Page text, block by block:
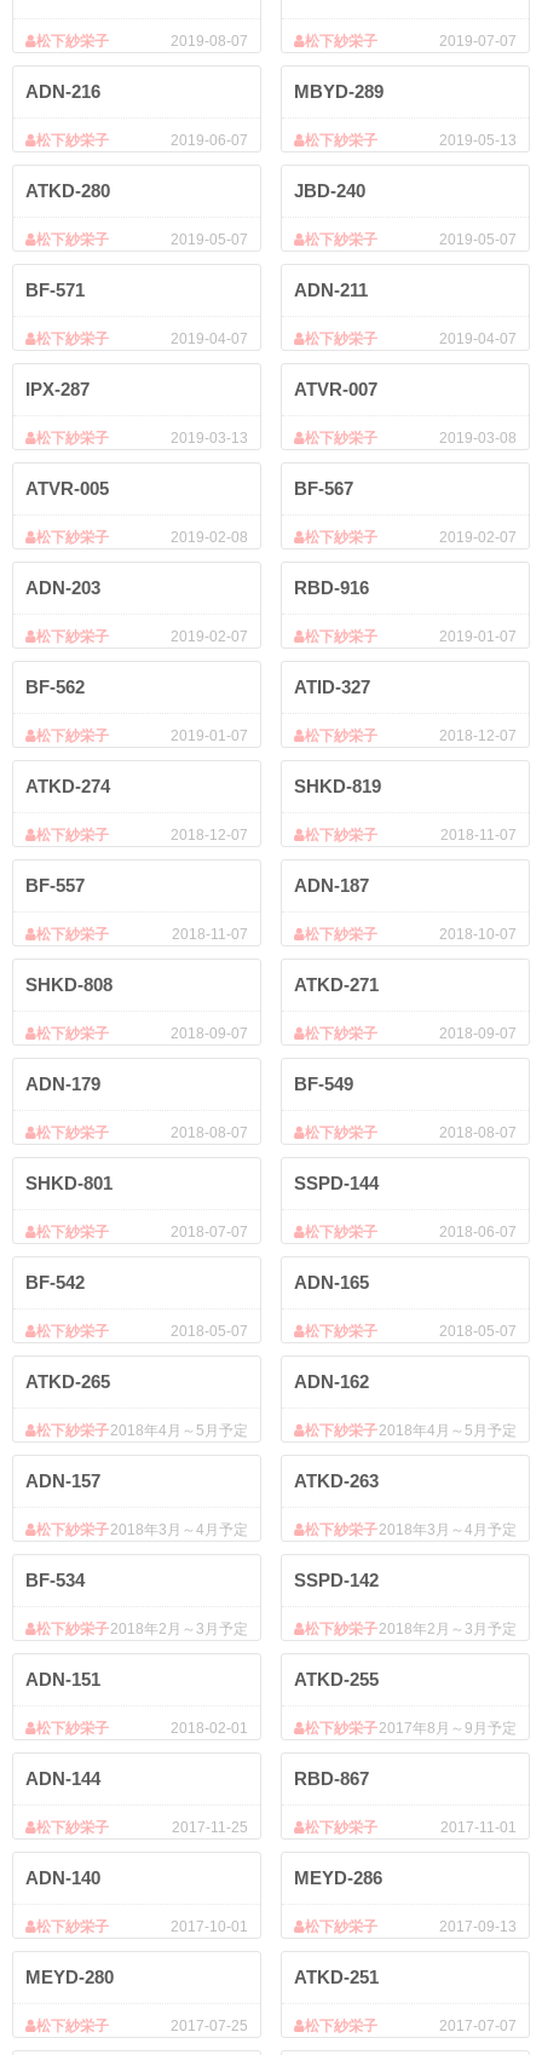
2019-08-07
松下紗栄子 2019-07-07
松下紗栄子
ADN-216
2019-06-07
松下紗栄子
MBYD-289
2019-05-13
松下紗栄子
ATKD-280
2019-05-07
松下紗栄子
JBD-240
2019-05-07
松下紗栄子
BF-571
2019-04-07
松下紗栄子
ADN-211
2019-04-07
松下紗栄子
IPX-287
2019-03-13
松下紗栄子
ATVR-007
2019-03-08
松下紗栄子
ATVR-005
2019-02-08
松下紗栄子
BF-567
2019-02-07
松下紗栄子
ADN-203
2019-02-07
松下紗栄子
RBD-916
2019-01-07
松下紗栄子
BF-562
2019-01-07
松下紗栄子
ATID-327
2018-12-07
松下紗栄子
ATKD-274
2018-12-07
松下紗栄子
SHKD-819
2018-11-07
松下紗栄子
BF-557
2018-11-07
松下紗栄子
ADN-187
2018-10-07
松下紗栄子
SHKD-808
2018-09-07
松下紗栄子
ATKD-271
2018-09-07
松下紗栄子
ADN-179
2018-08-07
松下紗栄子
BF-549
2018-08-07
松下紗栄子
SHKD-801
2018-07-07
松下紗栄子
SSPD-144
2018-06-07
松下紗栄子
BF-542
2018-05-07
松下紗栄子
ADN-165
2018-05-07
松下紗栄子
ATKD-265
2018年4月～5月予定
松下紗栄子
ADN-162
2018年4月～5月予定
松下紗栄子
ADN-157
2018年3月～4月予定
松下紗栄子
ATKD-263
2018年3月～4月予定
松下紗栄子
BF-534
2018年2月～3月予定
松下紗栄子
SSPD-142
2018年2月～3月予定
松下紗栄子
ADN-151
2018-02-01
松下紗栄子
ATKD-255
2017年8月～9月予定
松下紗栄子
ADN-144
2017-11-25
松下紗栄子
RBD-867
2017-11-01
松下紗栄子
ADN-140
2017-10-01
松下紗栄子
MEYD-286
2017-09-13
松下紗栄子
MEYD-280
2017-07-25
松下紗栄子
ATKD-251
2017-07-07
松下紗栄子